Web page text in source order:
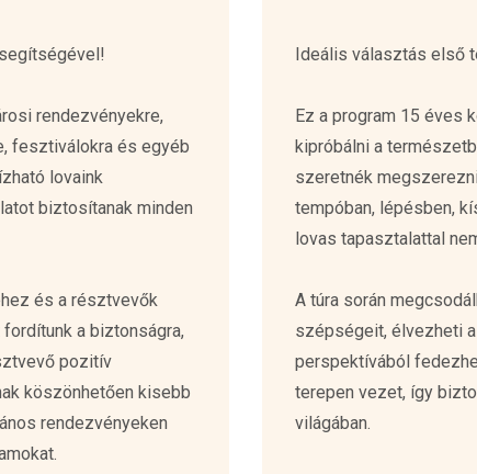
rendezvényekre,
fesztiválokra és egyéb
lovaink
biztosítanak minden
és a résztvevők
a biztonságra,
pozitív
köszönhetően kisebb
rendezvényeken
Ideális választás első
Ez a program 15 éves
kipróbálni a
szeretnék
tempóban, lépésben,
lovas tapasztalattal
A túra során
szépségeit, élvezheti
perspektívából
terepen vezet, így
világában.